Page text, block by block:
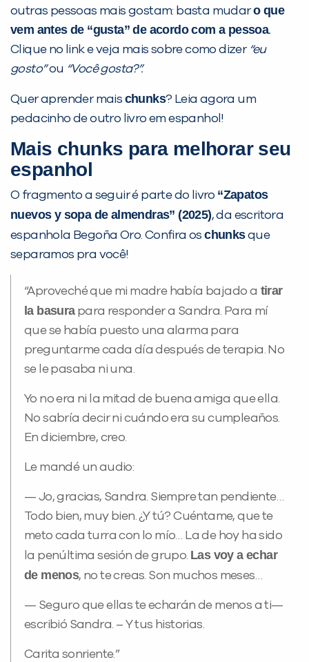
outras pessoas mais gostam: basta mudaro que
vem antes de “gusta” de acordo com a pessoa.
Clique no link e veja mais sobre como dizer “eu
gosto”ou “Você gosta?”.
Quer aprender mais chunks? Leia agora um
pedacinho de outro livro em espanhol!
Mais chunks para melhorar seu
espanhol
O fragmento a seguir é parte do livro “Zapatos
nuevos y sopa de almendras” (2025), da escritora
espanhola Begoña Oro. Confira oschunksque
separamos pra você!
“Aproveché que mi madre había bajado a tirar
la basurapara responder a Sandra. Para mí
que se había puesto una alarma para
preguntarme cada día después de terapia. No
se le pasaba ni una.
Yo no era ni la mitad de buena amiga que ella.
No sabría decir ni cuándo era su cumpleaños.
En diciembre, creo.
Le mandé un audio:
— Jo, gracias, Sandra. Siempre tan pendiente…
Todo bien, muy bien. ¿Y tú? Cuéntame, que te
meto cada turra con lo mío… La de hoy ha sido
la penúltima sesión de grupo. Las voy a echar
de menos, no te creas. Son muchos meses…
— Seguro que ellas te echarán de menos a ti—
escribió Sandra. – Y tus historias.
Carita sonriente.”